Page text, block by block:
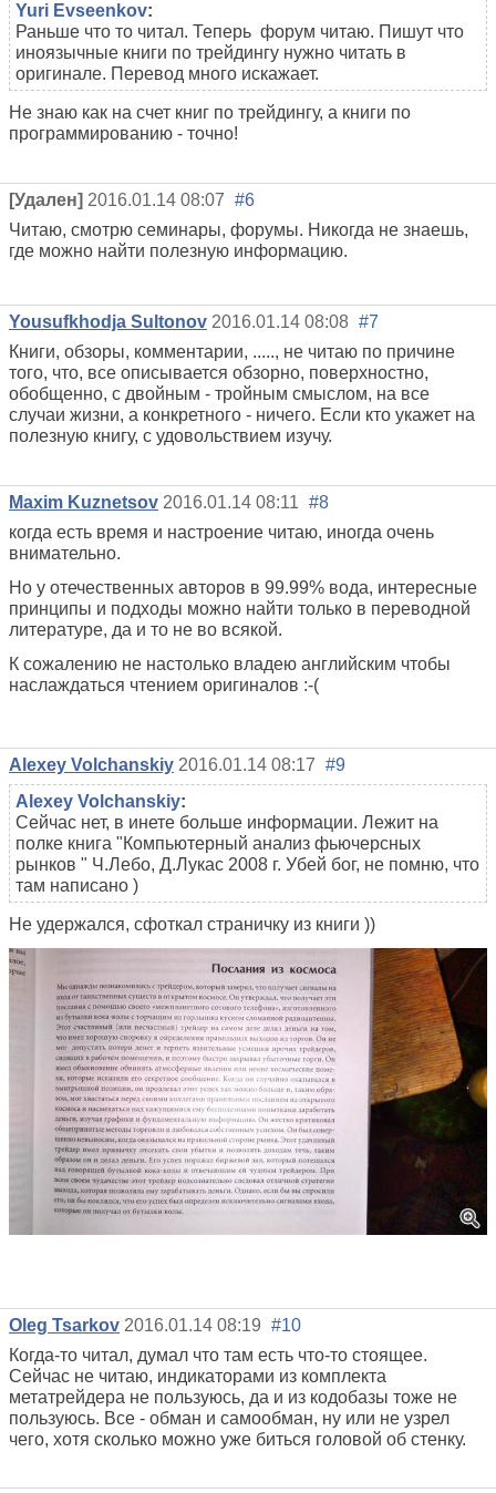
Yuri Evseenkov:
Раньше что то читал. Теперь форум читаю. Пишут что
иноязычные книги по трейдингу нужно читать в
оригинале. Перевод много искажает.
Не знаю как на счет книг по трейдингу, а книги по
программированию - точно!
[Удален] 2016.01.14 08:07 #6
Читаю, смотрю семинары, форумы. Никогда не знаешь,
где можно найти полезную информацию.
Yousufkhodja Sultonov 2016.01.14 08:08 #7
Книги, обзоры, комментарии, ....., не читаю по причине
того, что, все описывается обзорно, поверхностно,
обобщенно, с двойным - тройным смыслом, на все
случаи жизни, а конкретного - ничего. Если кто укажет на
полезную книгу, с удовольствием изучу.
Maxim Kuznetsov 2016.01.14 08:11 #8
когда есть время и настроение читаю, иногда очень
внимательно.
Но у отечественных авторов в 99.99% вода, интересные
принципы и подходы можно найти только в переводной
литературе, да и то не во всякой.
К сожалению не настолько владею английским чтобы
наслаждаться чтением оригиналов :-(
Alexey Volchanskiy 2016.01.14 08:17 #9
Alexey Volchanskiy:
Сейчас нет, в инете больше информации. Лежит на
полке книга "Компьютерный анализ фьючерсных
рынков " Ч.Лебо, Д.Лукас 2008 г. Убей бог, не помню, что
там написано )
Не удержался, сфоткал страничку из книги ))
Oleg Tsarkov 2016.01.14 08:19 #10
Когда-то читал, думал что там есть что-то стоящее.
Сейчас не читаю, индикаторами из комплекта
метатрейдера не пользуюсь, да и из кодобазы тоже не
пользуюсь. Все - обман и самообман, ну или не узрел
чего, хотя сколько можно уже биться головой об стенку.